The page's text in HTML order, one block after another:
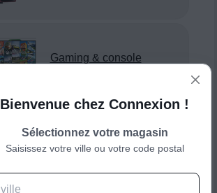
Gaming & console
Smartphone & téléphonie
Bienvenue chez Connexion !
Sélectionnez votre magasin
Saisissez votre ville ou votre code postal